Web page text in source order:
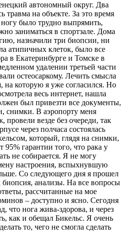
автономный округ. Два
травма на объекте. За это время
было трудно выпрямить,
заниматься в спортзале. Дома
назначили три биопсии, ни
атипичных клеток, было все
в Екатеринбурге и Томске в
удалении третьей части
остеосаркому. Лечить смысла
на которую я уже согласился. Но
весь интернет, нашла
был привезти все документы,
снимки. В аэропорту меня
провели везде без очереди, так
через полчаса состоялась
который, глядя на снимки,
95% гарантии того, что рака у
не собирается. Я не могу
настроения, вспыхнувшую
Со следующего дня я прошел
биопсия, анализы. На все вопросы
рассчитанные на мое
– доступно и ясно. Сегодня
что нога жива-здорова, и через
как и обещал Бикельс. Я очень
то, чего не смогла сделать